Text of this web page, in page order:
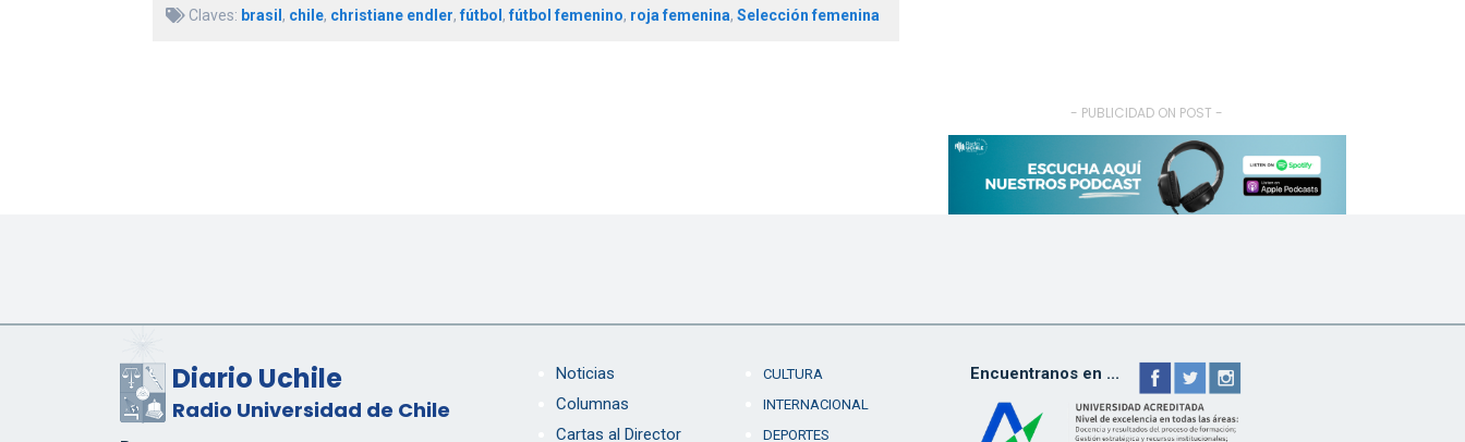
Claves: brasil , chile, christiane endler,fútbol ,fútbol femenino, roja femenina, Selección femenina
- PUBLICIDAD ON POST -
Diario Uchile
Radio Universidad de Chile
Noticias
Columnas
Cartas al Director
CULTURA
INTERNACIONAL
DEPORTES
Encuentranos en ...